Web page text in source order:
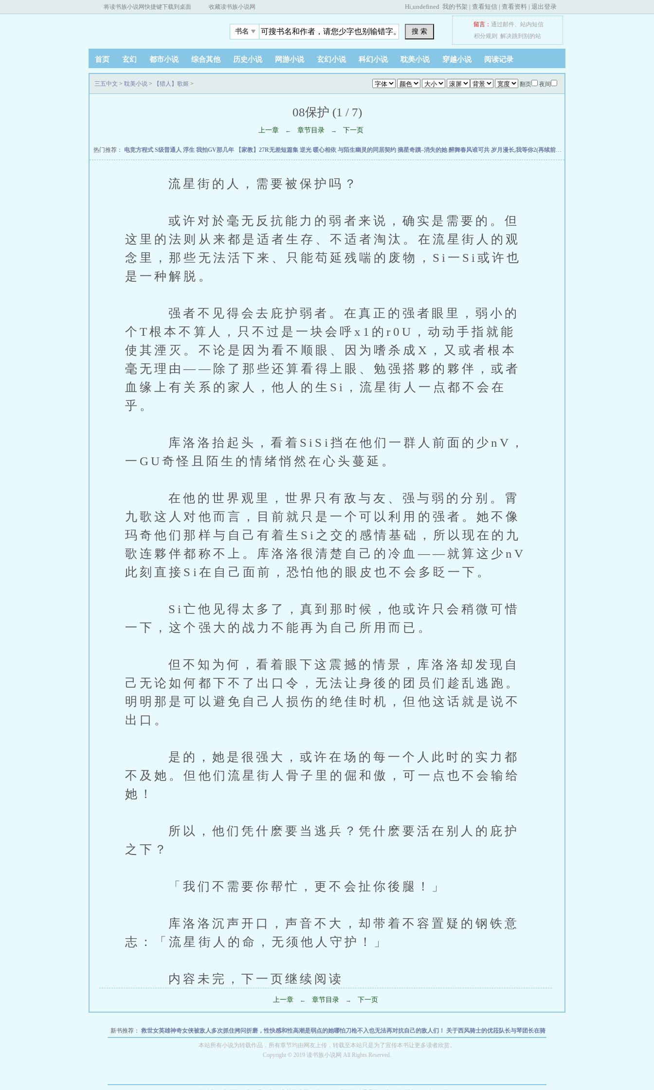
将读书族小说网快捷键下载到桌面 收藏读书族小说网 Hi,undefined 我的书架 | 查看短信 | 查看资料 | 退出登录
书名 搜 索
留言： 通过邮件、 站内短信
积分规则
解决跳到别的站
首页 玄幻 都市小说 综合其他 历史小说 网游小说 玄幻小说 科幻小说 耽美小说 穿越小说 阅读记录
翻页 夜间
三五中文 > 耽美小说 > 【猎人】歌姬 >
08保护 (1 / 7)
上一章 ← 章节目录 → 下一页
热门推荐： 电竞方程式 S级普通人 浮生 我拍GV那几年 【家教】27R无差短篇集 逆光 暖心相依 与陌生幽灵的同居契约 摘星奇蹟–消失的她醉舞春风谁可共 岁月漫长,我等你2(再续前缘)
流星街的人，需要被保护吗？
或许对於毫无反抗能力的弱者来说，确实是需要的。但
这里的法则从来都是适者生存、不适者淘汰。在流星街人的观
念里，那些无法活下来、只能苟延残喘的废物，Si一Si或许也
是一种解脱。
强者不见得会去庇护弱者。在真正的强者眼里，弱小的
个T根本不算人，只不过是一块会呼x1的r0U，动动手指就能
使其湮灭。不论是因为看不顺眼、因为嗜杀成X，又或者根本
毫无理由——除了那些还算看得上眼、勉强搭夥的夥伴，或者
血缘上有关系的家人，他人的生Si，流星街人一点都不会在
乎。
库洛洛抬起头，看着SiSi挡在他们一群人前面的少nV，
一GU奇怪且陌生的情绪悄然在心头蔓延。
在他的世界观里，世界只有敌与友、强与弱的分别。霄
九歌这人对他而言，目前就只是一个可以利用的强者。她不像
玛奇他们那样与自己有着生Si之交的感情基础，所以现在的九
歌连夥伴都称不上。库洛洛很清楚自己的冷血——就算这少nV
此刻直接Si在自己面前，恐怕他的眼皮也不会多眨一下。
Si亡他见得太多了，真到那时候，他或许只会稍微可惜
一下，这个强大的战力不能再为自己所用而已。
但不知为何，看着眼下这震撼的情景，库洛洛却发现自
己无论如何都下不了出口令，无法让身後的团员们趁乱逃跑。
明明那是可以避免自己人损伤的绝佳时机，但他这话就是说不
出口。
是的，她是很强大，或许在场的每一个人此时的实力都
不及她。但他们流星街人骨子里的倔和傲，可一点也不会输给
她！
所以，他们凭什麽要当逃兵？凭什麽要活在别人的庇护
之下？
「我们不需要你帮忙，更不会扯你後腿！」
库洛洛沉声开口，声音不大，却带着不容置疑的钢铁意
志：「流星街人的命，无须他人守护！」
内容未完，下一页继续阅读
上一章 ← 章节目录 → 下一页
新书推荐： 救世女英雄神奇女侠被敌人多次抓住拷问折磨，性快感和性高潮是弱点的她哪怕刀枪不入也无法再对抗自己的敌人们！
关于西风骑士的优菈队长与琴团长在骑
士团内被蒙德小鬼相继开苞破处，慢人一步的苦主旅行者隔着办公室大门倾听着，二位好友女性被逐渐被开发成了专属于小鬼的好色痴女雌性这件事！
与可爱软糯的摩尔曼斯克尽情缠绵吧❤~小丘镇往事：于淤泥中绽放的黑白蔷薇❤️~海滨酒馆的淫靡轮奸派对~清纯美丽的女友斯卡蒂在和博士亲热之前
本站所有小说为转载作品，所有章节均由网友上传，转载至本站只是为了宣传本书让更多读者欣赏。
Copyright © 2019 读书族小说网 All Rights Reserved.